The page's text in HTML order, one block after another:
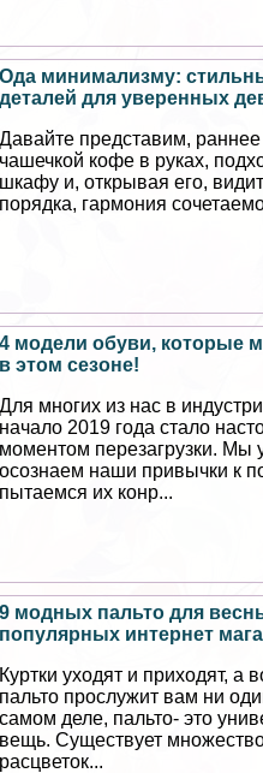
Ода минимализму:
деталей для уверенных
Давайте представим,
чашечкой кофе в руках,
шкафу и, открывая его,
порядка, гармония
4 модели обуви, которые
в этом сезоне!
Для многих из нас в
начало 2019 года стало
моментом перезагрузки. Мы
осознаем наши привычки к
пытаемся их конр...
9 модных пальто для
популярных интернет
Куртки уходят и приходят, а
пальто прослужит вам ни
самом деле, пальто- это
вещь. Существует
расцветок...